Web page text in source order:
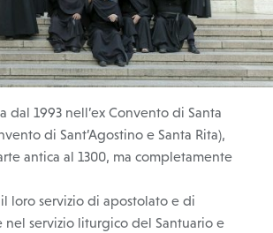
dal 1993 nell’ex Convento di Santa
di Sant’Agostino e Santa Rita),
antica al 1300, ma completamente
loro servizio di apostolato e di
nel servizio liturgico del Santuario e